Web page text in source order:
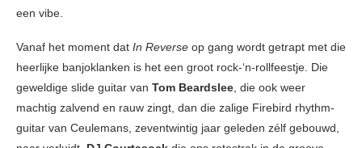
een vibe.
Vanaf het moment dat In Reverse op gang wordt getrapt met die
heerlijke banjoklanken is het een groot rock-‘n-rollfeestje. Die
geweldige slide guitar van Tom Beardslee , die ook weer
machtig zalvend en rauw zingt, dan die zalige Firebird rhythm-
guitar van Ceulemans, zeventwintig jaar geleden zélf gebouwd,